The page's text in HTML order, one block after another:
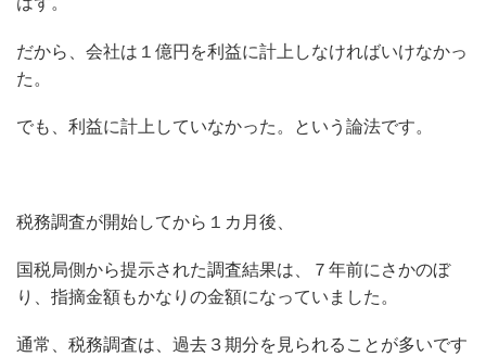
だから、会社は１億円を利益に計上しなければいけなかっ
た。
でも、利益に計上していなかった。という論法です。
税務調査が開始してから１カ月後、
国税局側から提示された調査結果は、７年前にさかのぼ
り、指摘金額もかなりの金額になっていました。
通常、税務調査は、過去３期分を見られることが多いです